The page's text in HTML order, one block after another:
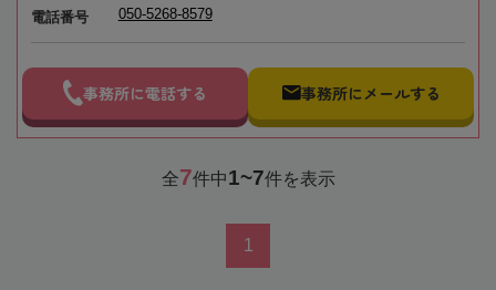
電話番号 050-5268-8579
事務所に電話する 事務所にメールする
全7件中1~7件を表示
1